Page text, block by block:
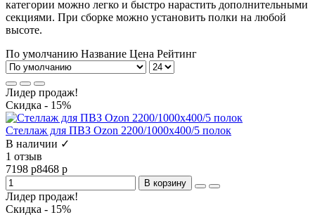
категории можно легко и быстро нарастить дополнительными
секциями. При сборке можно установить полки на любой
высоте.
По умолчанию Название Цена Рейтинг
Лидер продаж!
Скидка - 15%
Стеллаж для ПВЗ Ozon 2200/1000x400/5 полок
В наличии ✓
1 отзыв
7198 р8468 р
В корзину
Лидер продаж!
Скидка - 15%